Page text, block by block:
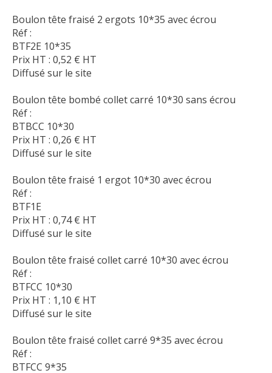
Boulon tête fraisé 2 ergots 10*35 avec écrou
Réf :
BTF2E 10*35
Prix HT : 0,52 € HT
Diffusé sur le site
Boulon tête bombé collet carré 10*30 sans écrou
Réf :
BTBCC 10*30
Prix HT : 0,26 € HT
Diffusé sur le site
Boulon tête fraisé 1 ergot 10*30 avec écrou
Réf :
BTF1E
Prix HT : 0,74€ HT
Diffusé sur le site
Boulon tête fraisé collet carré 10*30 avec écrou
Réf :
BTFCC 10*30
Prix HT : 1,10 € HT
Diffusé sur le site
Boulon tête fraisé collet carré 9*35 avec écrou
Réf :
BTFCC 9*35